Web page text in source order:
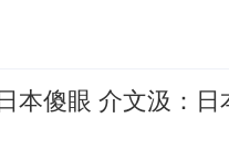
本傻眼 介文汲：